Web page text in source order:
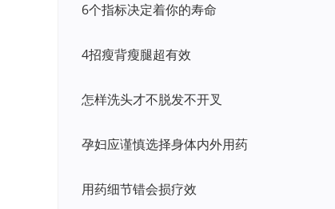
6个指标决定着你的寿命
4招瘦背瘦腿超有效
怎样洗头才不脱发不开叉
孕妇应谨慎选择身体内外用药
用药细节错会损疗效